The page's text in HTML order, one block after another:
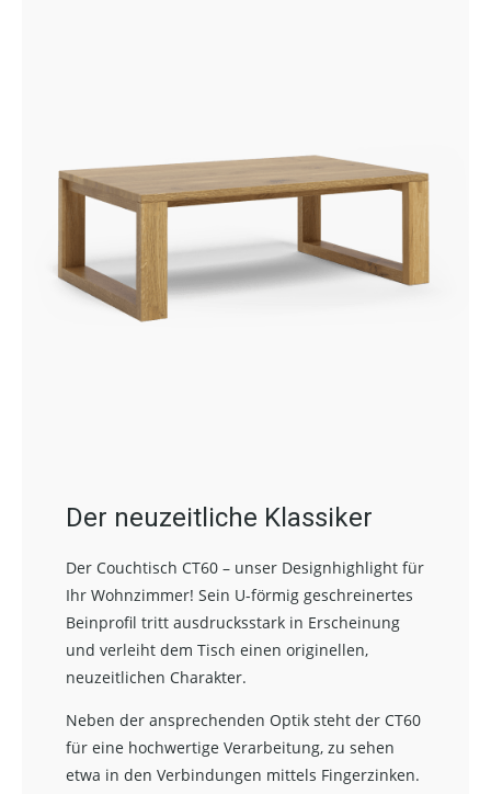
Der neuzeitliche Klassiker
Der Couchtisch CT60 – unser Designhighlight für
Ihr Wohnzimmer! Sein U-förmig geschreinertes
Beinprofil tritt ausdrucksstark in Erscheinung
und verleiht dem Tisch einen originellen,
neuzeitlichen Charakter.
Neben der ansprechenden Optik steht der CT60
für eine hochwertige Verarbeitung, zu sehen
etwa in den Verbindungen mittels Fingerzinken.